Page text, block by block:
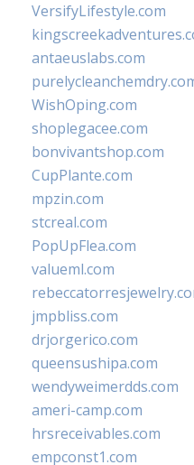
VersifyLifestyle.com
antaeuslabs.com
WishOping.com
shoplegacee.com
bonvivantshop.com
CupPlante.com
mpzin.com
stcreal.com
PopUpFlea.com
valueml.com
jmpbliss.com
drjorgerico.com
queensushipa.com
wendyweimerdds.com
ameri-camp.com
hrsreceivables.com
empconst1.com